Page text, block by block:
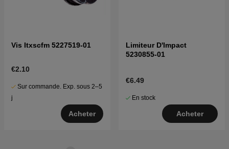
Vis Itxscfm 5227519-01
€2.10
Sur commande. Exp. sous 2–5
j
Acheter
Limiteur D'Impact
5230855-01
€6.49
En stock
Acheter